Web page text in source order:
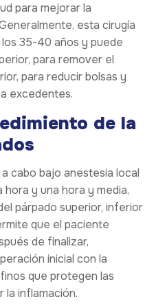
para mejorar la
esta cirugía
35-40 años y puede
para remover el
para reducir bolsas y
excedentes.
de la
cabo bajo anestesia local
y una hora y media,
párpado superior, inferior
que el paciente
de finalizar,
inicial con la
que protegen las
la inflamación.